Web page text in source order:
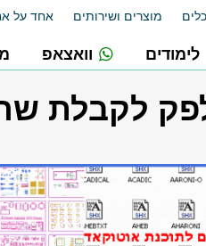
מוצרים ושירותים אחד על
לימודים וואצאפ
לקבלת